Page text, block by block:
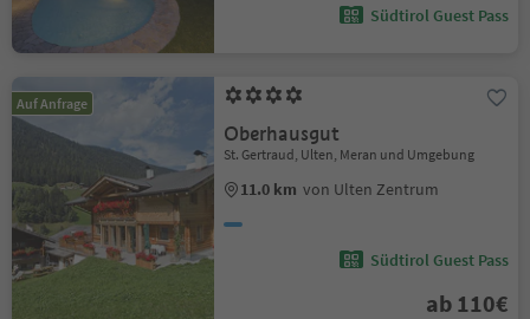
Südtirol Guest Pass
Auf Anfrage
Oberhausgut
St. Gertraud, Ulten, Meran und Umgebung
11.0 km von Ulten Zentrum
Südtirol Guest Pass
ab 110€